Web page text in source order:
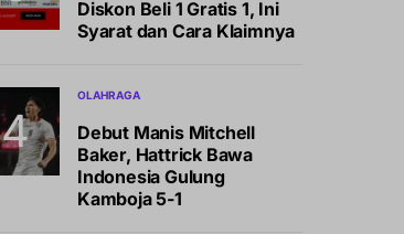
Diskon Beli 1 Gratis 1, Ini
Syarat dan Cara Klaimnya
OLAHRAGA
Debut Manis Mitchell
Baker, Hattrick Bawa
Indonesia Gulung
Kamboja 5-1